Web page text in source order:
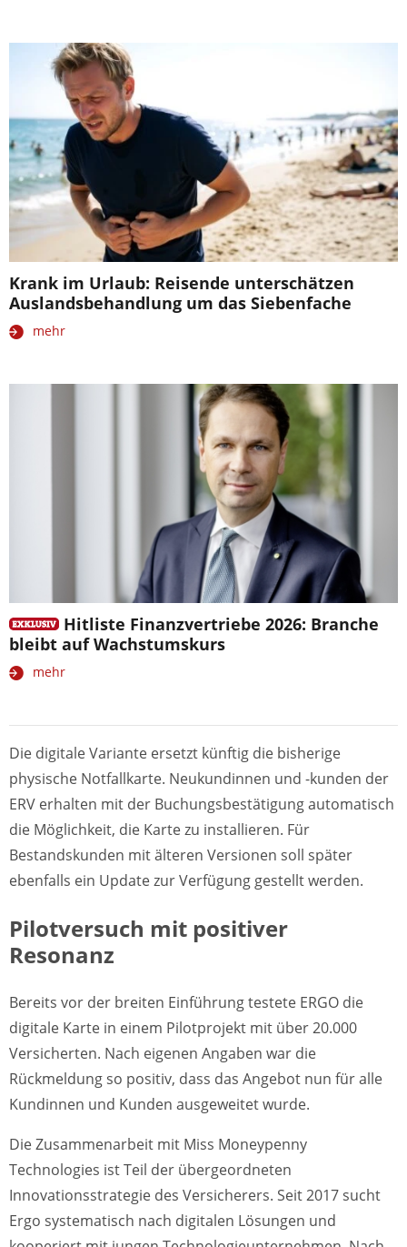
Krank im Urlaub: Reisende unterschätzen
Auslandsbehandlung um das Siebenfache
mehr
Hitliste Finanzvertriebe 2026: Branche
bleibt auf Wachstumskurs
mehr
Die digitale Variante ersetzt künftig die bisherige
physische Notfallkarte. Neukundinnen und -kunden der
ERV erhalten mit der Buchungsbestätigung automatisch
die Möglichkeit, die Karte zu installieren. Für
Bestandskunden mit älteren Versionen soll später
ebenfalls ein Update zur Verfügung gestellt werden.
Pilotversuch mit positiver
Resonanz
Bereits vor der breiten Einführung testete ERGO die
digitale Karte in einem Pilotprojekt mit über 20.000
Versicherten. Nach eigenen Angaben war die
Rückmeldung so positiv, dass das Angebot nun für alle
Kundinnen und Kunden ausgeweitet wurde.
Die Zusammenarbeit mit Miss Moneypenny
Technologies ist Teil der übergeordneten
Innovationsstrategie des Versicherers. Seit 2017 sucht
Ergo systematisch nach digitalen Lösungen und